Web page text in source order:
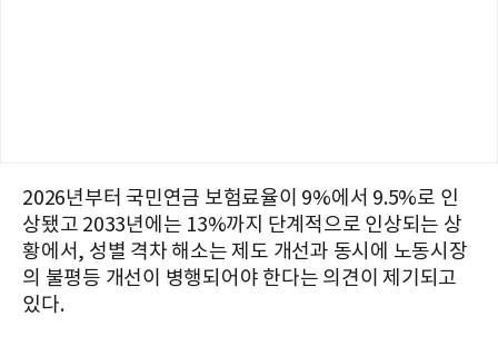
2026년부터 국민연금 보험료율이 9%에서 9.5%로 인
상됐고 2033년에는 13%까지 단계적으로 인상되는 상
황에서, 성별 격차 해소는 제도 개선과 동시에 노동시장
의 불평등 개선이 병행되어야 한다는 의견이 제기되고
있다.